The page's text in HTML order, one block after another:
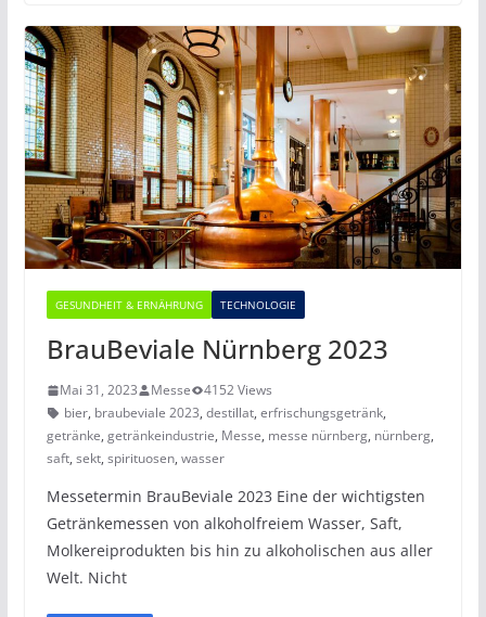
GESUNDHEIT & ERNÄHRUNG TECHNOLOGIE
BrauBeviale Nürnberg 2023
Mai 31, 2023 Messe
4152 Views
bier, braubeviale 2023, destillat, erfrischungsgetränk,
getränke, getränkeindustrie, Messe, messe nürnberg, nürnberg,
saft, sekt, spirituosen, wasser
Messetermin BrauBeviale 2023 Eine der wichtigsten
Getränkemessen von alkoholfreiem Wasser, Saft,
Molkereiprodukten bis hin zu alkoholischen aus aller
Welt. Nicht